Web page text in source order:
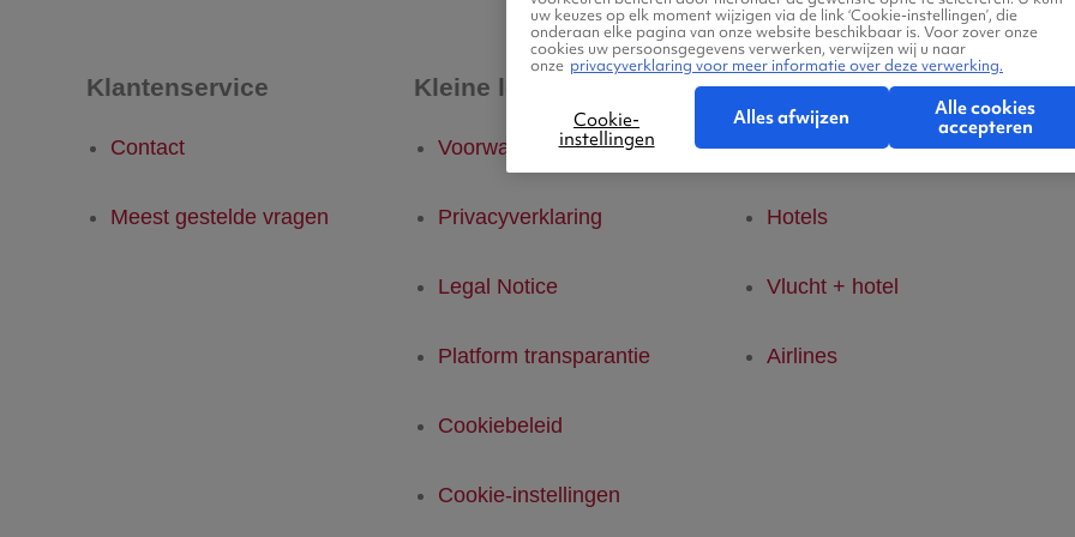
Klantenservice
Contact
Meest gestelde vragen
Kleine lettertjes
Voorwaarden
Privacyverklaring
Legal Notice
Platform transparantie
Cookiebeleid
Cookie-instellingen
Over ons
Vluchten
Hotels
Vlucht + hotel
Airlines
uw keuzes op elk moment wijzigen via de link ‘Cookie-instellingen’, die
onderaan elke pagina van onze website beschikbaar is. Voor zover onze
cookies uw persoonsgegevens verwerken, verwijzen wij u naar
onze privacyverklaring voor meer informatie over deze verwerking.
Cookie-
instellingen
Alles afwijzen
Alle cookies
accepteren